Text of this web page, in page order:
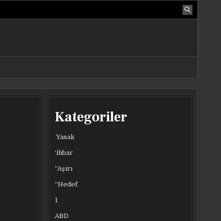
Kategoriler
Yasak
‘ihbar
“Aşırı
“Hedef
1
ABD